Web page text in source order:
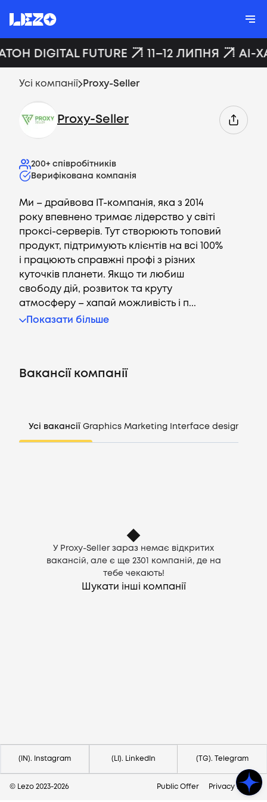
UA
DIGITAL FUTURE 11–12 ЛИПНЯ AI-
Усі компанії Proxy-Seller
Proxy-Seller
200+ співробітників
Верифікована компанія
Ми – драйвова ІТ-компанія, яка з 2014
року впевнено тримає лідерство у світі
проксі-серверів. Тут створюють топовий
продукт, підтримують клієнтів на всі 100%
і працюють справжні профі з різних
куточків планети. Якщо ти любиш
свободу дій, розвиток та круту
атмосферу – хапай можливість і п...
Показати більше
Вакансії компанії
Усі вакансії Graphics Marketing Interface design
У Proxy-Seller зараз немає відкритих
вакансій, але є ще 2301
компаній, де на
тебе чекають!
Шукати інші компанії
(IN). Instagram (LI). LinkedIn (TG). Telegram
© Lezo 2023-2026 Public Offer Privacy Policy